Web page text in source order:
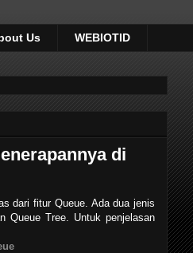
Us WEBIOTID
di
dari fitur Queue. Ada dua jenis
Queue Tree. Untuk penjelasan